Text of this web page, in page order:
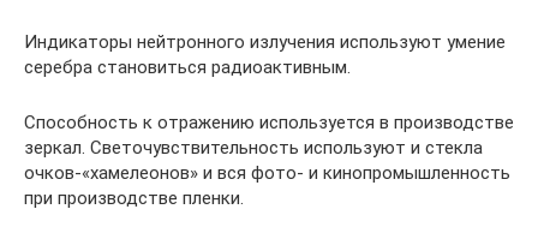
Индикаторы нейтронного излучения используют умение
серебра становиться радиоактивным.
Способность к отражению используется в производстве
зеркал. Светочувствительность используют и стекла
очков-«хамелеонов» и вся фото- и кинопромышленность
при производстве пленки.